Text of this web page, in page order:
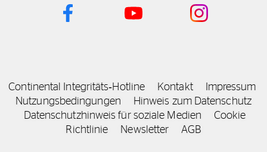
Continental Integritäts‑Hotline Kontakt
Impressum
Nutzungsbedingungen
Hinweis zum Datenschutz
Datenschutzhinweis für soziale Medien
Cookie
Richtlinie
Newsletter AGB